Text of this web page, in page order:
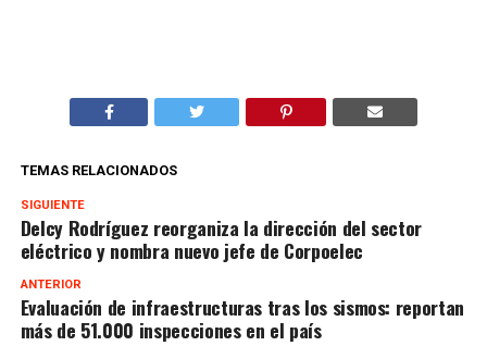
TEMAS RELACIONADOS
SIGUIENTE
Delcy Rodríguez reorganiza la dirección del sector
eléctrico y nombra nuevo jefe de Corpoelec
ANTERIOR
Evaluación de infraestructuras tras los sismos: reportan
más de 51.000 inspecciones en el país